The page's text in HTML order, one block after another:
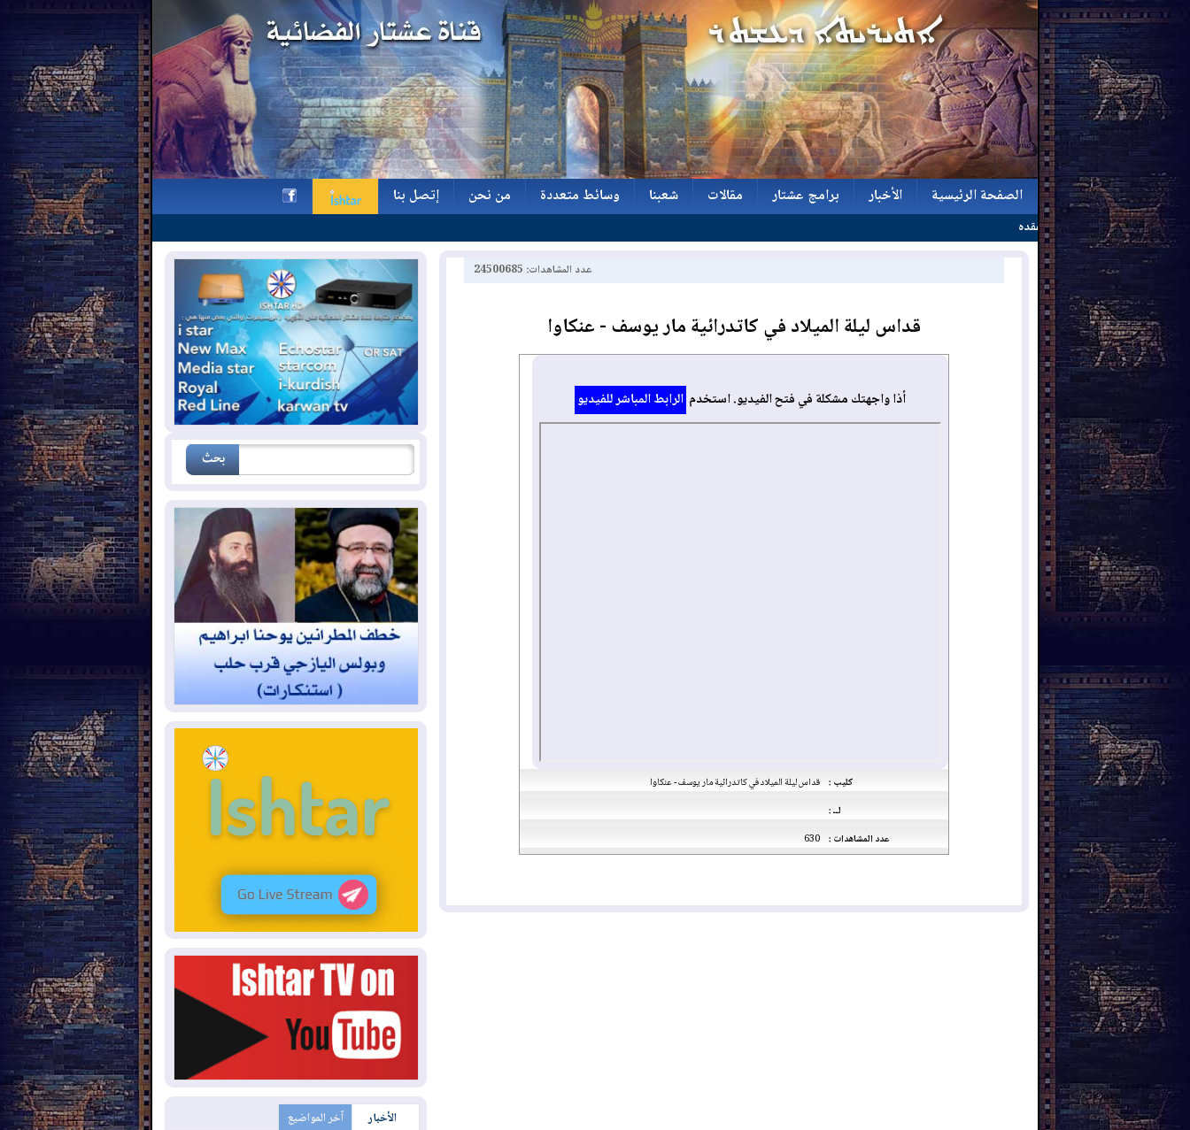
الصفحة الرئيسية
الصفحة الرئيسية
الأخبار
برامج عشتار
مقالات
شعبنا
وسائط متعددة
من نحن
إتصل بنا
نيجيرفان بارزاني في يوم
عدد المشاهدات: 24500685
قداس ليلة الميلاد في كاتدرائية مار يوسف - عنكاوا
أذا واجهتك مشكلة في فتح الفيديو. استخدم الرابط المباشر للفيديو
قداس ليلة الميلاد في كاتدرائية مار يوسف - عنكاوا كليب :
لــ :
630 عدد المشاهدات :
h
الأخبار آخر المواضيع